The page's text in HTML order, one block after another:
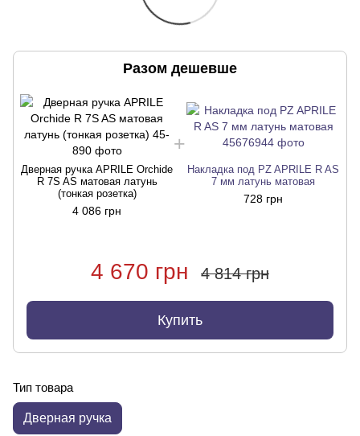
Разом дешевше
Дверная ручка APRILE Orchide
R 7S AS матовая латунь
(тонкая розетка)
4 086 грн
Накладка под PZ APRILE R AS
7 мм латунь матовая
728 грн
4 670 грн 4 814 грн
Купить
Тип товара
Дверная ручка